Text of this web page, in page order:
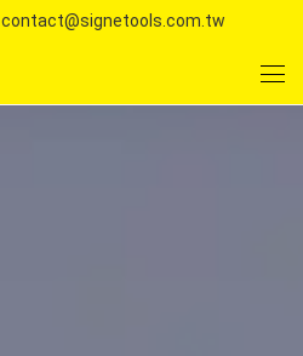
contact@signetools.com.tw